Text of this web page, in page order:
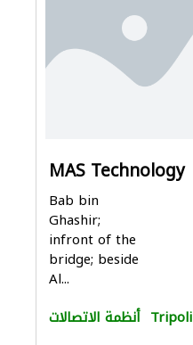
MAS Technology
Bab bin
Ghashir;
infront of the
bridge; beside
Al...
أنظمة الاتصالات Tripoli